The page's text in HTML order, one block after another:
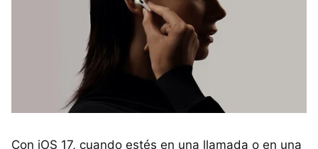
Con iOS 17, cuando estés en una llamada o en una